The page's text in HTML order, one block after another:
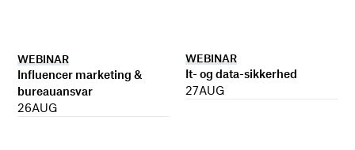
WEBINAR
Influencer marketing &
bureauansvar
26AUG
WEBINAR
It- og data-sikkerhed
27AUG